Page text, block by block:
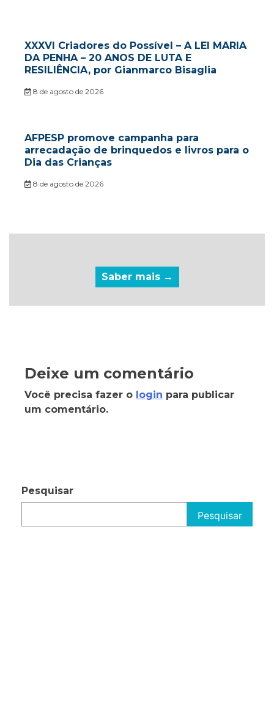
XXXVI Criadores do Possível – A LEI MARIA
DA PENHA – 20 ANOS DE LUTA E
RESILIÊNCIA, por Gianmarco Bisaglia
8 de agosto de 2026
AFPESP promove campanha para
arrecadação de brinquedos e livros para o
Dia das Crianças
8 de agosto de 2026
Saber mais →
Deixe um comentário
Você precisa fazer o login para publicar
um comentário.
Pesquisar
Pesquisar